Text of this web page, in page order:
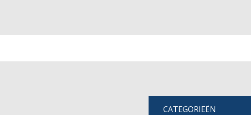
CATEGORIEËN